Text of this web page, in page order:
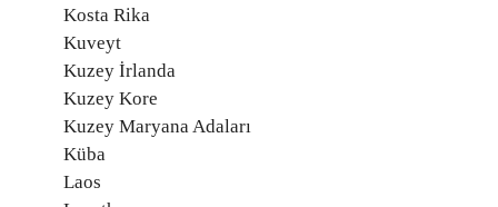
Kosta Rika
Kuveyt
Kuzey İrlanda
Kuzey Kore
Kuzey Maryana Adaları
Küba
Laos